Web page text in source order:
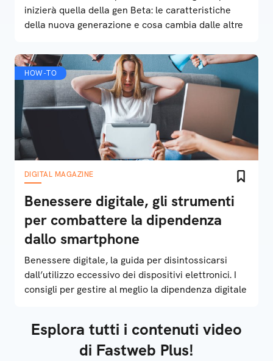
inizierà quella della gen Beta: le caratteristiche
della nuova generazione e cosa cambia dalle altre
HOW-TO
DIGITAL MAGAZINE
Benessere digitale, gli strumenti
per combattere la dipendenza
dallo smartphone
Benessere digitale, la guida per disintossicarsi
dall’utilizzo eccessivo dei dispositivi elettronici. I
consigli per gestire al meglio la dipendenza digitale
Esplora tutti i contenuti video
di Fastweb Plus!